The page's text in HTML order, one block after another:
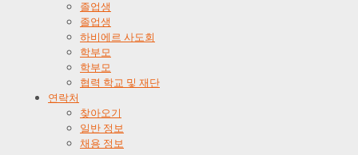
졸업생
졸업생
하비에르 사도회
학부모
학부모
협력 학교 및 재단
연락처
찾아오기
일반 정보
채용 정보